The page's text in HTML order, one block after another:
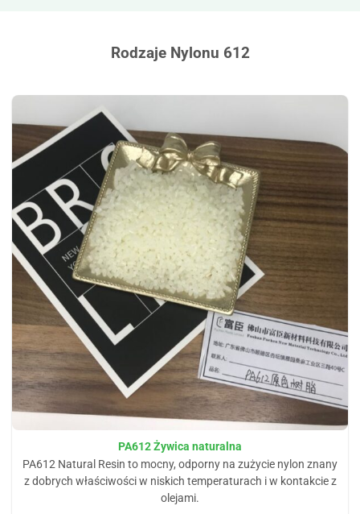
Rodzaje Nylonu 612
PA612 Żywica naturalna
PA612 Natural Resin to mocny, odporny na zużycie nylon znany
z dobrych właściwości w niskich temperaturach i w kontakcie z
olejami.